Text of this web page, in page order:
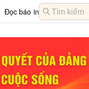
Đọc báo in